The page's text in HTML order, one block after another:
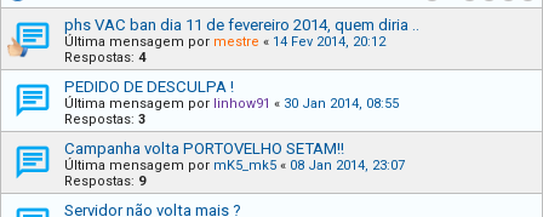
phs VAC ban dia 11 de fevereiro 2014, quem diria ..
Última mensagem por mestre « 14 Fev 2014, 20:12
Respostas: 4
PEDIDO DE DESCULPA !
Última mensagem por linhow91 « 30 Jan 2014, 08:55
Respostas: 3
Campanha volta PORTOVELHO SETAM!!
Última mensagem por mK5_mk5 « 08 Jan 2014, 23:07
Respostas: 9
Servidor não volta mais ?